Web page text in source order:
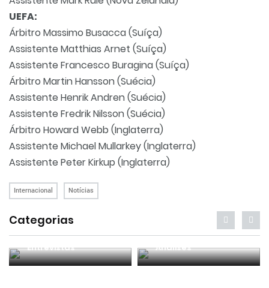
UEFA:
Árbitro Massimo Busacca (Suíça)
Assistente Matthias Arnet (Suíça)
Assistente Francesco Buragina (Suíça)
Árbitro Martin Hansson (Suécia)
Assistente Henrik Andren (Suécia)
Assistente Fredrik Nilsson (Suécia)
Árbitro Howard Webb (Inglaterra)
Assistente Michael Mullarkey (Inglaterra)
Assistente Peter Kirkup (Inglaterra)
Internacional Notícias
Categorias
Entrevistas Análises